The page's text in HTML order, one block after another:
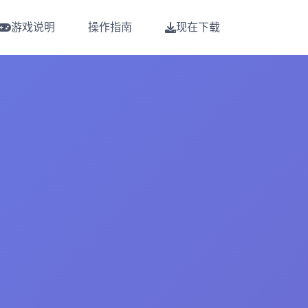
游戏说明 操作指南 现在下载